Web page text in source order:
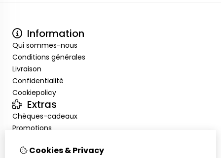
Information
Qui sommes-nous
Conditions générales
Livraison
Confidentialité
Cookiepolicy
Extras
Chèques-cadeaux
Promotions
InloggenCookies & Privacy